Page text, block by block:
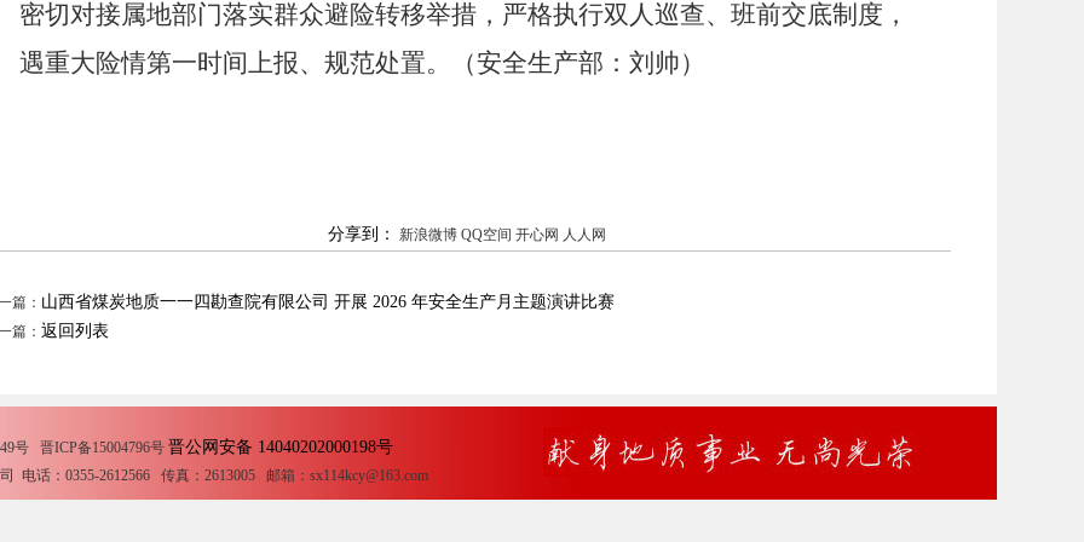
密切对接属地部门落实群众避险转移举措，严格执行双人巡查、班前交底制度，
遇重大险情第一时间上报、规范处置。
（安全生产部：刘帅）
分享到： 新浪微博 QQ空间 开心网 人人网
篇： 山西省煤炭地质一一四勘查院有限公司 开展 2026 年安全生产月主题演讲比赛
篇： 返回列表
号 晋ICP备15004796号 晋公网安备 14040202000198号
电话：0355-2612566 传真：2613005 邮箱：sx114kcy@163.com